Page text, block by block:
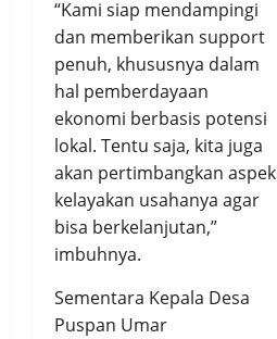
“Kami siap mendampingi
dan memberikan support
penuh, khususnya dalam
hal pemberdayaan
ekonomi berbasis potensi
lokal. Tentu saja, kita juga
akan pertimbangkan aspek
kelayakan usahanya agar
bisa berkelanjutan,”
imbuhnya.
Sementara Kepala Desa
Puspan Umar